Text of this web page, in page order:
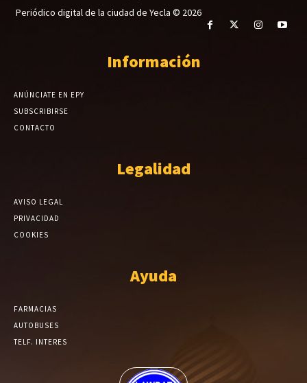
Periódico digital de la ciudad de Yecla © 2026
Información
ANÚNCIATE EN EPY
SUBSCRIBIRSE
CONTACTO
Legalidad
AVISO LEGAL
PRIVACIDAD
COOKIES
Ayuda
FARMACIAS
AUTOBUSES
TELF. INTERES